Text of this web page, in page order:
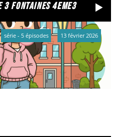
fontaines 4eme3
série - 5 épisodes 13 février 2026